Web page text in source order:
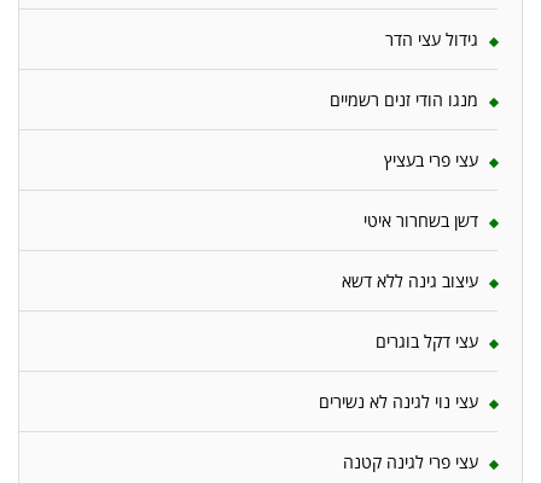
גידול עצי הדר
מנגו הודי זנים רשמיים
עצי פרי בעציץ
דשן בשחרור איטי
עיצוב גינה ללא דשא
עצי דקל בוגרים
עצי נוי לגינה לא נשירים
עצי פרי לגינה קטנה